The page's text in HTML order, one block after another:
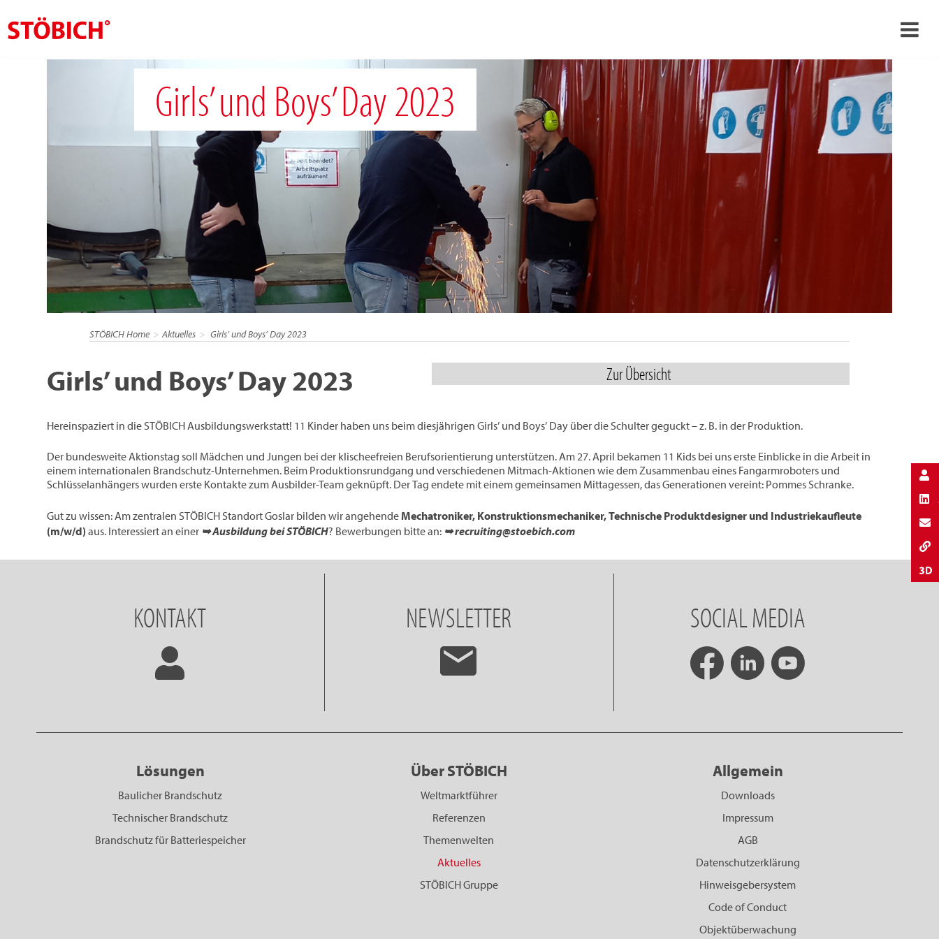
›
›
›
Jobs
Kontakt
Girls’ und Boys’ Day 2023
STÖBICH Home Aktuelles Girls’ und Boys’ Day 2023
Zur Übersicht
Girls’ und Boys’ Day 2023
Hereinspaziert in die STÖBICH Ausbildungswerkstatt! 11 Kinder haben uns beim diesjährigen Girls’ und Boys’ Day über die Schulter geguckt – z. B. in der Produktion.
Der bundesweite Aktionstag soll Mädchen und Jungen bei der klischeefreien Berufsorientierung unterstützen. Am 27. April bekamen 11 Kids bei uns erste Einblicke in die Arbeit in
einem internationalen Brandschutz-Unternehmen. Beim Produktionsrundgang und verschiedenen Mitmach-Aktionen wie dem Zusammenbau eines Fangarmroboters und
Schlüsselanhängers wurden erste Kontakte zum Ausbilder-Team geknüpft. Der Tag endete mit einem gemeinsamen Mittagessen, das Generationen vereint: Pommes Schranke.
Gut zu wissen: Am zentralen STÖBICH Standort Goslar bilden wir angehende Mechatroniker, Konstruktionsmechaniker, Technische Produktdesigner und Industriekaufleute
(m/w/d) aus. Interessiert an einer ➥ Ausbildung bei STÖBICH? Bewerbungen bitte an: ➥ recruiting@stoebich.com
KONTAKT NEWSLETTER SOCIAL MEDIA
Lösungen
Baulicher Brandschutz
Technischer Brandschutz
Brandschutz für Batteriespeicher
Über STÖBICH
Weltmarktführer
Referenzen
Themenwelten
Aktuelles
STÖBICH Gruppe
Allgemein
Downloads
Impressum
AGB
Datenschutzerklärung
Hinweisgebersystem
Code of Conduct
Objektüberwachung